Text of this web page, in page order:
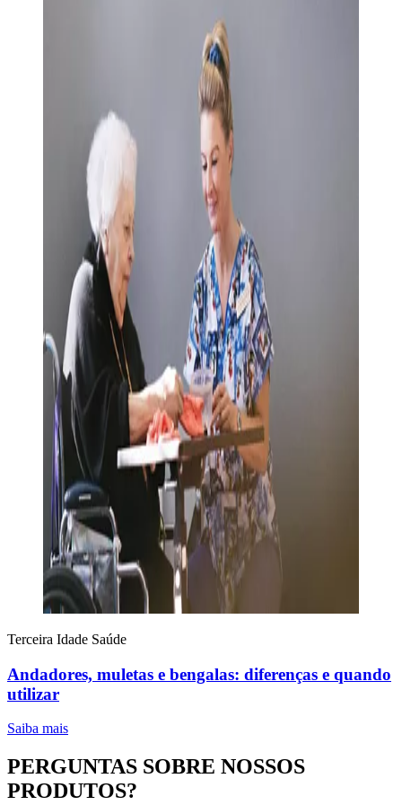
Terceira Idade Saúde
Andadores, muletas e bengalas: diferenças e quando
utilizar
Saiba mais
PERGUNTAS SOBRE NOSSOS
PRODUTOS?